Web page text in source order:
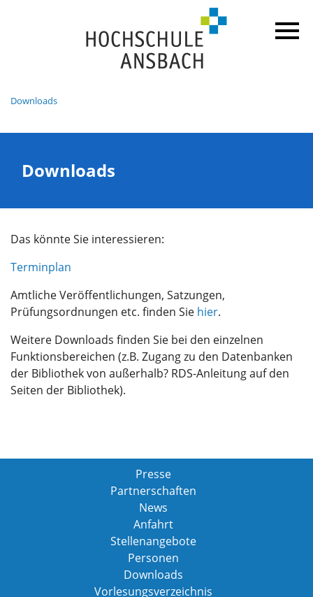
Downloads
Downloads
Das könnte Sie interessieren:
Terminplan
Amtliche Veröffentlichungen, Satzungen,
Prüfungsordnungen etc. finden Sie hier.
Weitere Downloads finden Sie bei den einzelnen
Funktionsbereichen (z.B. Zugang zu den Datenbanken
der Bibliothek von außerhalb? RDS-Anleitung auf den
Seiten der Bibliothek).
Presse
Partnerschaften
News
Anfahrt
Stellenangebote
Personen
Downloads
Vorlesungsverzeichnis